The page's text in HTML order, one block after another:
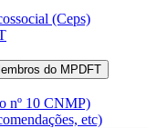
(Ceps)
do MPDFT
nº 10 CNMP)
etc)